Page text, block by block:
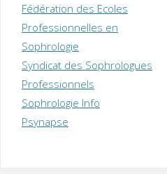
Fédération des Ecoles
Professionnelles en
Sophrologie
Syndicat des Sophrologues
Professionnels
Sophrologie Info
Psynapse